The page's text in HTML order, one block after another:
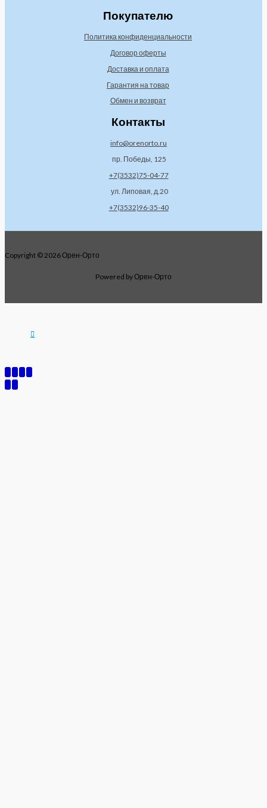
Покупателю
Политика конфиденциальности
Договор оферты
Доставка и оплата
Гарантия на товар
Обмен и возврат
Контакты
info@orenorto.ru
пр. Победы, 125
+7(3532)75-04-77
ул. Липовая, д.20
+7(3532)96-35-40
Copyright © 2026 Орен-Орто
Powered by Орен-Орто